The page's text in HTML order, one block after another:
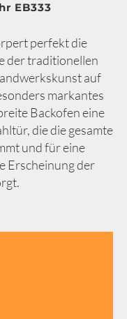
EB333
perfekt die
der traditionellen
auf
markantes
Backofen eine
die die gesamte
und für eine
Erscheinung der